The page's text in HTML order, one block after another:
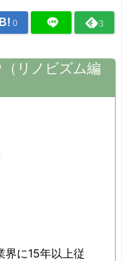
B! 0 3
（ リノビズム編
界に15年以上従